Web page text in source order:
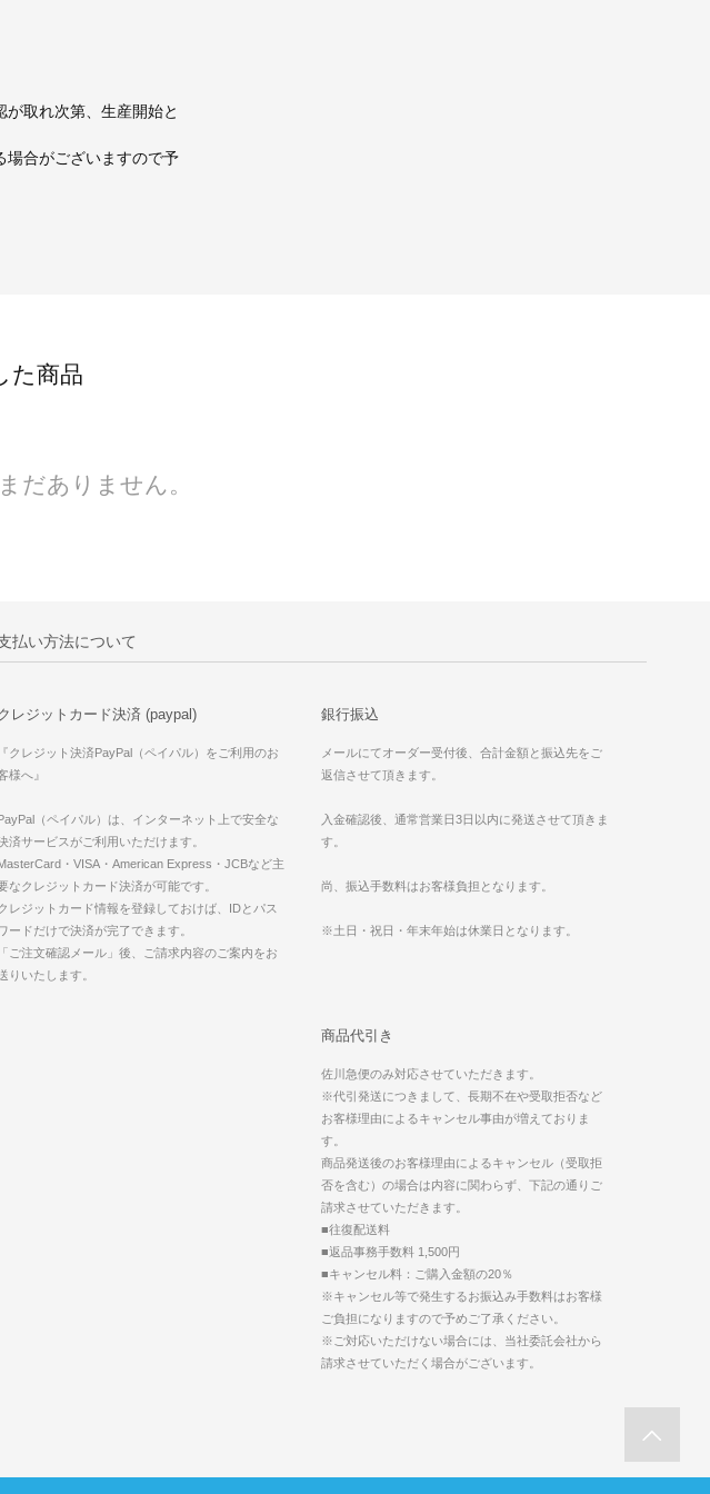
取れ次第、生産開始と
合がございますので予
た商品
だありません。
払い方法について
レジットカード決済 (paypal)
『クレジット決済PayPal（ペイパル）をご利用のお
様へ』
（ペイパル）は、インターネット上で安全な
済サービスがご利用いただけます。
・VISA・American Express・JCBなど主
なクレジットカード決済が可能です。
レジットカード情報を登録しておけば、IDとパス
ードだけで決済が完了できます。
「ご注文確認メール」後、ご請求内容のご案内をお
りいたします。
銀行振込
メールにてオーダー受付後、合計金額と振込先をご
返信させて頂きます。
入金確認後、通常営業日3日以内に発送させて頂きま
す。
尚、振込手数料はお客様負担となります。
※土日・祝日・年末年始は休業日となります。
商品代引き
佐川急便のみ対応させていただきます。
※代引発送につきまして、長期不在や受取拒否など
お客様理由によるキャンセル事由が増えておりま
す。
商品発送後のお客様理由によるキャンセル（受取拒
否を含む）の場合は内容に関わらず、下記の通りご
請求させていただきます。
■往復配送料
■返品事務手数料 1,500円
■キャンセル料：ご購入金額の20％
※キャンセル等で発生するお振込み手数料はお客様
ご負担になりますので予めご了承ください。
※ご対応いただけない場合には、当社委託会社から
請求させていただく場合がございます。